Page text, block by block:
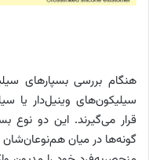
هنگام بررسی بسپارهای
سیلیکون‌های وینیل‌دار یا
قرار می‌گیرند. این دو نوع
گونه‌ها در میان